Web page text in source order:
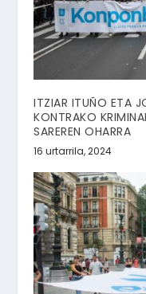
ITZIAR ITUÑO ETA
KONTRAKO
SAREREN OHARRA
16 urtarrila, 2024